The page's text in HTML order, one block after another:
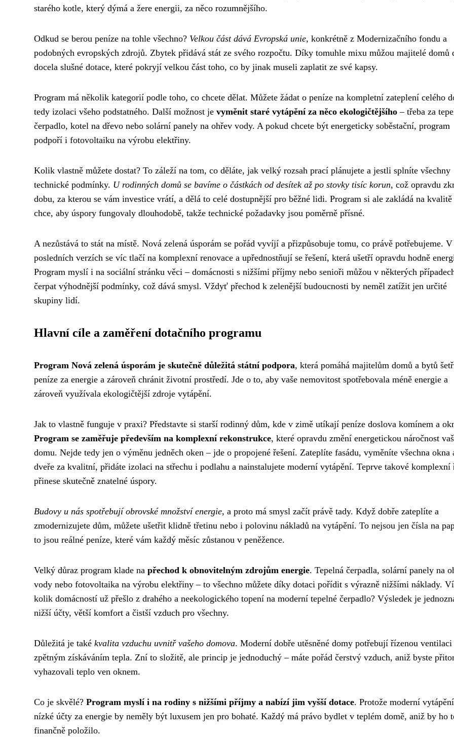
starého kotle, který dýmá a žere energii, za něco rozumnějšího.
Odkud se berou peníze na tohle všechno? Velkou část dává Evropská unie, konkrétně z Modernizačního fondu a
podobných evropských zdrojů. Zbytek přidává stát ze svého rozpočtu. Díky tomuhle mixu můžou majitelé domů
docela slušné dotace, které pokryjí velkou část toho, co by jinak museli zaplatit ze své kapsy.
Program má několik kategorií podle toho, co chcete dělat. Můžete žádat o peníze na kompletní zateplení celého
tedy izolaci všeho podstatného. Další možnost je vyměnit staré vytápění za něco ekologičtějšího – třeba za
čerpadlo, kotel na dřevo nebo solární panely na ohřev vody. A pokud chcete být energeticky soběstační, program
podpoří i fotovoltaiku na výrobu elektřiny.
Kolik vlastně můžete dostat? To záleží na tom, co děláte, jak velký rozsah prací plánujete a jestli splníte všechny
technické podmínky. U rodinných domů se bavíme o částkách od desítek až po stovky tisíc korun, což opravdu
dobu, za kterou se vám investice vrátí, a dělá to celé dostupnější pro běžné lidi. Program si ale zakládá na kvalitě
chce, aby úspory fungovaly dlouhodobě, takže technické požadavky jsou poměrně přísné.
A nezůstává to stát na místě. Nová zelená úsporám se pořád vyvíjí a přizpůsobuje tomu, co právě potřebujeme. V
posledních verzích se víc tlačí na komplexní renovace a upřednostňují se řešení, která ušetří opravdu hodně
Program myslí i na sociální stránku věci – domácnosti s nižšími příjmy nebo senioři můžou v některých
čerpat výhodnější podmínky, což dává smysl. Vždyť přechod k zelenější budoucnosti by neměl zatížit jen určité
skupiny lidí.
Hlavní cíle a zaměření dotačního programu
Program Nová zelená úsporám je skutečně důležitá státní podpora, která pomáhá majitelům domů a bytů
peníze za energie a zároveň chránit životní prostředí. Jde o to, aby vaše nemovitost spotřebovala méně energie a
zároveň využívala ekologičtější zdroje vytápění.
Jak to vlastně funguje v praxi? Představte si starší rodinný dům, kde v zimě utíkají peníze doslova komínem a
Program se zaměřuje především na komplexní rekonstrukce, které opravdu změní energetickou náročnost
domu. Nejde tedy jen o výměnu jedněch oken – jde o propojené řešení. Zateplíte fasádu, vyměníte všechna okna
dveře za kvalitní, přidáte izolaci na střechu i podlahu a nainstalujete moderní vytápění. Teprve takové komplexní
přinese skutečně znatelné úspory.
Budovy u nás spotřebují obrovské množství energie, a proto má smysl začít právě tady. Když dobře zateplíte a
zmodernizujete dům, můžete ušetřit klidně třetinu nebo i polovinu nákladů na vytápění. To nejsou jen čísla na
to jsou reálné peníze, které vám každý měsíc zůstanou v peněžence.
Velký důraz program klade na přechod k obnovitelným zdrojům energie. Tepelná čerpadla, solární panely na
vody nebo fotovoltaika na výrobu elektřiny – to všechno můžete díky dotaci pořídit s výrazně nižšími náklady.
kolik domácností už přešlo z drahého a neekologického topení na moderní tepelné čerpadlo? Výsledek je
nižší účty, větší komfort a čistší vzduch pro všechny.
Důležitá je také kvalita vzduchu uvnitř vašeho domova. Moderní dobře utěsněné domy potřebují řízenou ventilaci
zpětným získáváním tepla. Zní to složitě, ale princip je jednoduchý – máte pořád čerstvý vzduch, aniž byste
vyhazovali teplo ven oknem.
Co je skvělé? Program myslí i na rodiny s nižšími příjmy a nabízí jim vyšší dotace. Protože moderní
nízké účty za energie by neměly být luxusem jen pro bohaté. Každý má právo bydlet v teplém domě, aniž by ho
finančně položilo.